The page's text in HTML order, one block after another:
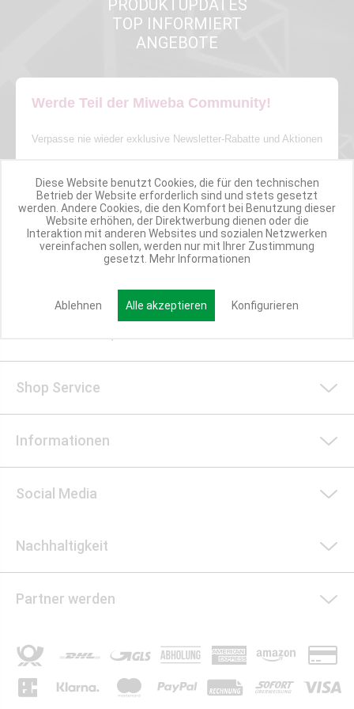
PRODUKTUPDATES
TOP INFORMIERT
ANGEBOTE
Werde Teil der Miweba Community!
Verpasse nie wieder exklusive Newsletter-Rabatte und Aktionen
E-MAIL*
Anmelden
Shop Service
Informationen
Social Media
Nachhaltigkeit
Partner werden
Diese Website benutzt Cookies, die für den technischen
Betrieb der Website erforderlich sind und stets gesetzt
werden. Andere Cookies, die den Komfort bei Benutzung dieser
Website erhöhen, der Direktwerbung dienen oder die
Interaktion mit anderen Websites und sozialen Netzwerken
vereinfachen sollen, werden nur mit Ihrer Zustimmung
gesetzt. Mehr Informationen
Ablehnen Alle akzeptieren Konfigurieren